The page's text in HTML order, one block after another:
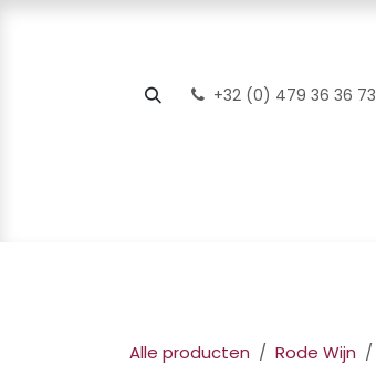
+32 (0) 479 36 36 73
Alle producten Rode Wijn